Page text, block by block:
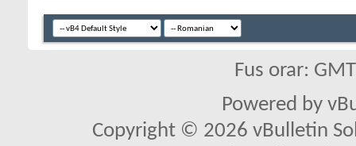
Fus orar:
Powered by
Copyright © 2026 vBulletin